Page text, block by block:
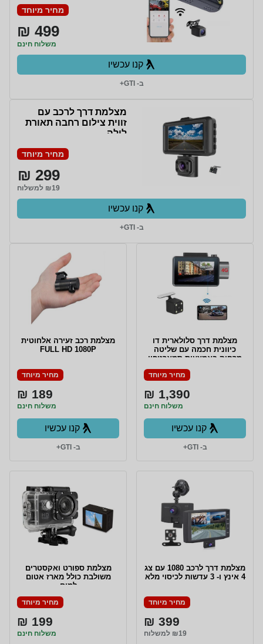
מחיר מיוחד
499 ₪
משלוח חינם
קנו עכשיו
ב- GTI+
מצלמת דרך לרכב עם
זווית צילום רחבה תאורת
לילה
מחיר מיוחד
299 ₪
₪19 למשלוח
קנו עכשיו
ב- GTI+
מצלמת דרך סלולארית דו
כיוונית חכמה עם שליטה
מרחוק באמצעות סמארטפון
מחיר מיוחד
1,390 ₪
משלוח חינם
קנו עכשיו
ב- GTI+
מצלמת רכב זעירה אלחוטית
FULL HD 1080P
מחיר מיוחד
189 ₪
משלוח חינם
קנו עכשיו
ב- GTI+
מצלמת דרך לרכב 1080 עם צג
4 אינץ ו- 3 עדשות לכיסוי מלא
מחיר מיוחד
399 ₪
₪19 למשלוח
מצלמת ספורט ואקסטרים
משולבת כולל מארז אטום
למים
מחיר מיוחד
199 ₪
משלוח חינם